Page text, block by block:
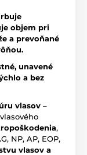
objem pri
a prevoňané
unavené
a bez
vlasov –
,
NP, AP, EOP,
vlasov a